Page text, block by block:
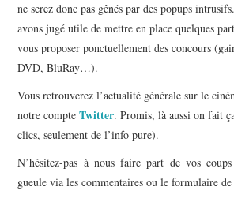
ne serez donc pas gênés par des popups
avons jugé utile de mettre en place quelques
vous proposer ponctuellement des concours
DVD, BluRay…).
Vous retrouverez l’actualité générale sur le
notre compteTwitter. Promis, là aussi on fait
clics, seulement de l’info pure).
N’hésitez-pas à nous faire part de vos
gueule via les commentaires ou le formulaire